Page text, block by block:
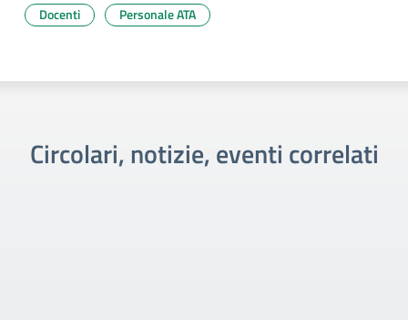
Docenti Personale ATA
Circolari, notizie, eventi correlati